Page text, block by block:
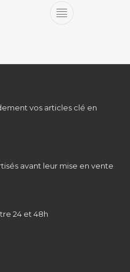
vos articles clé en
avant leur mise en vente
24 et 48h